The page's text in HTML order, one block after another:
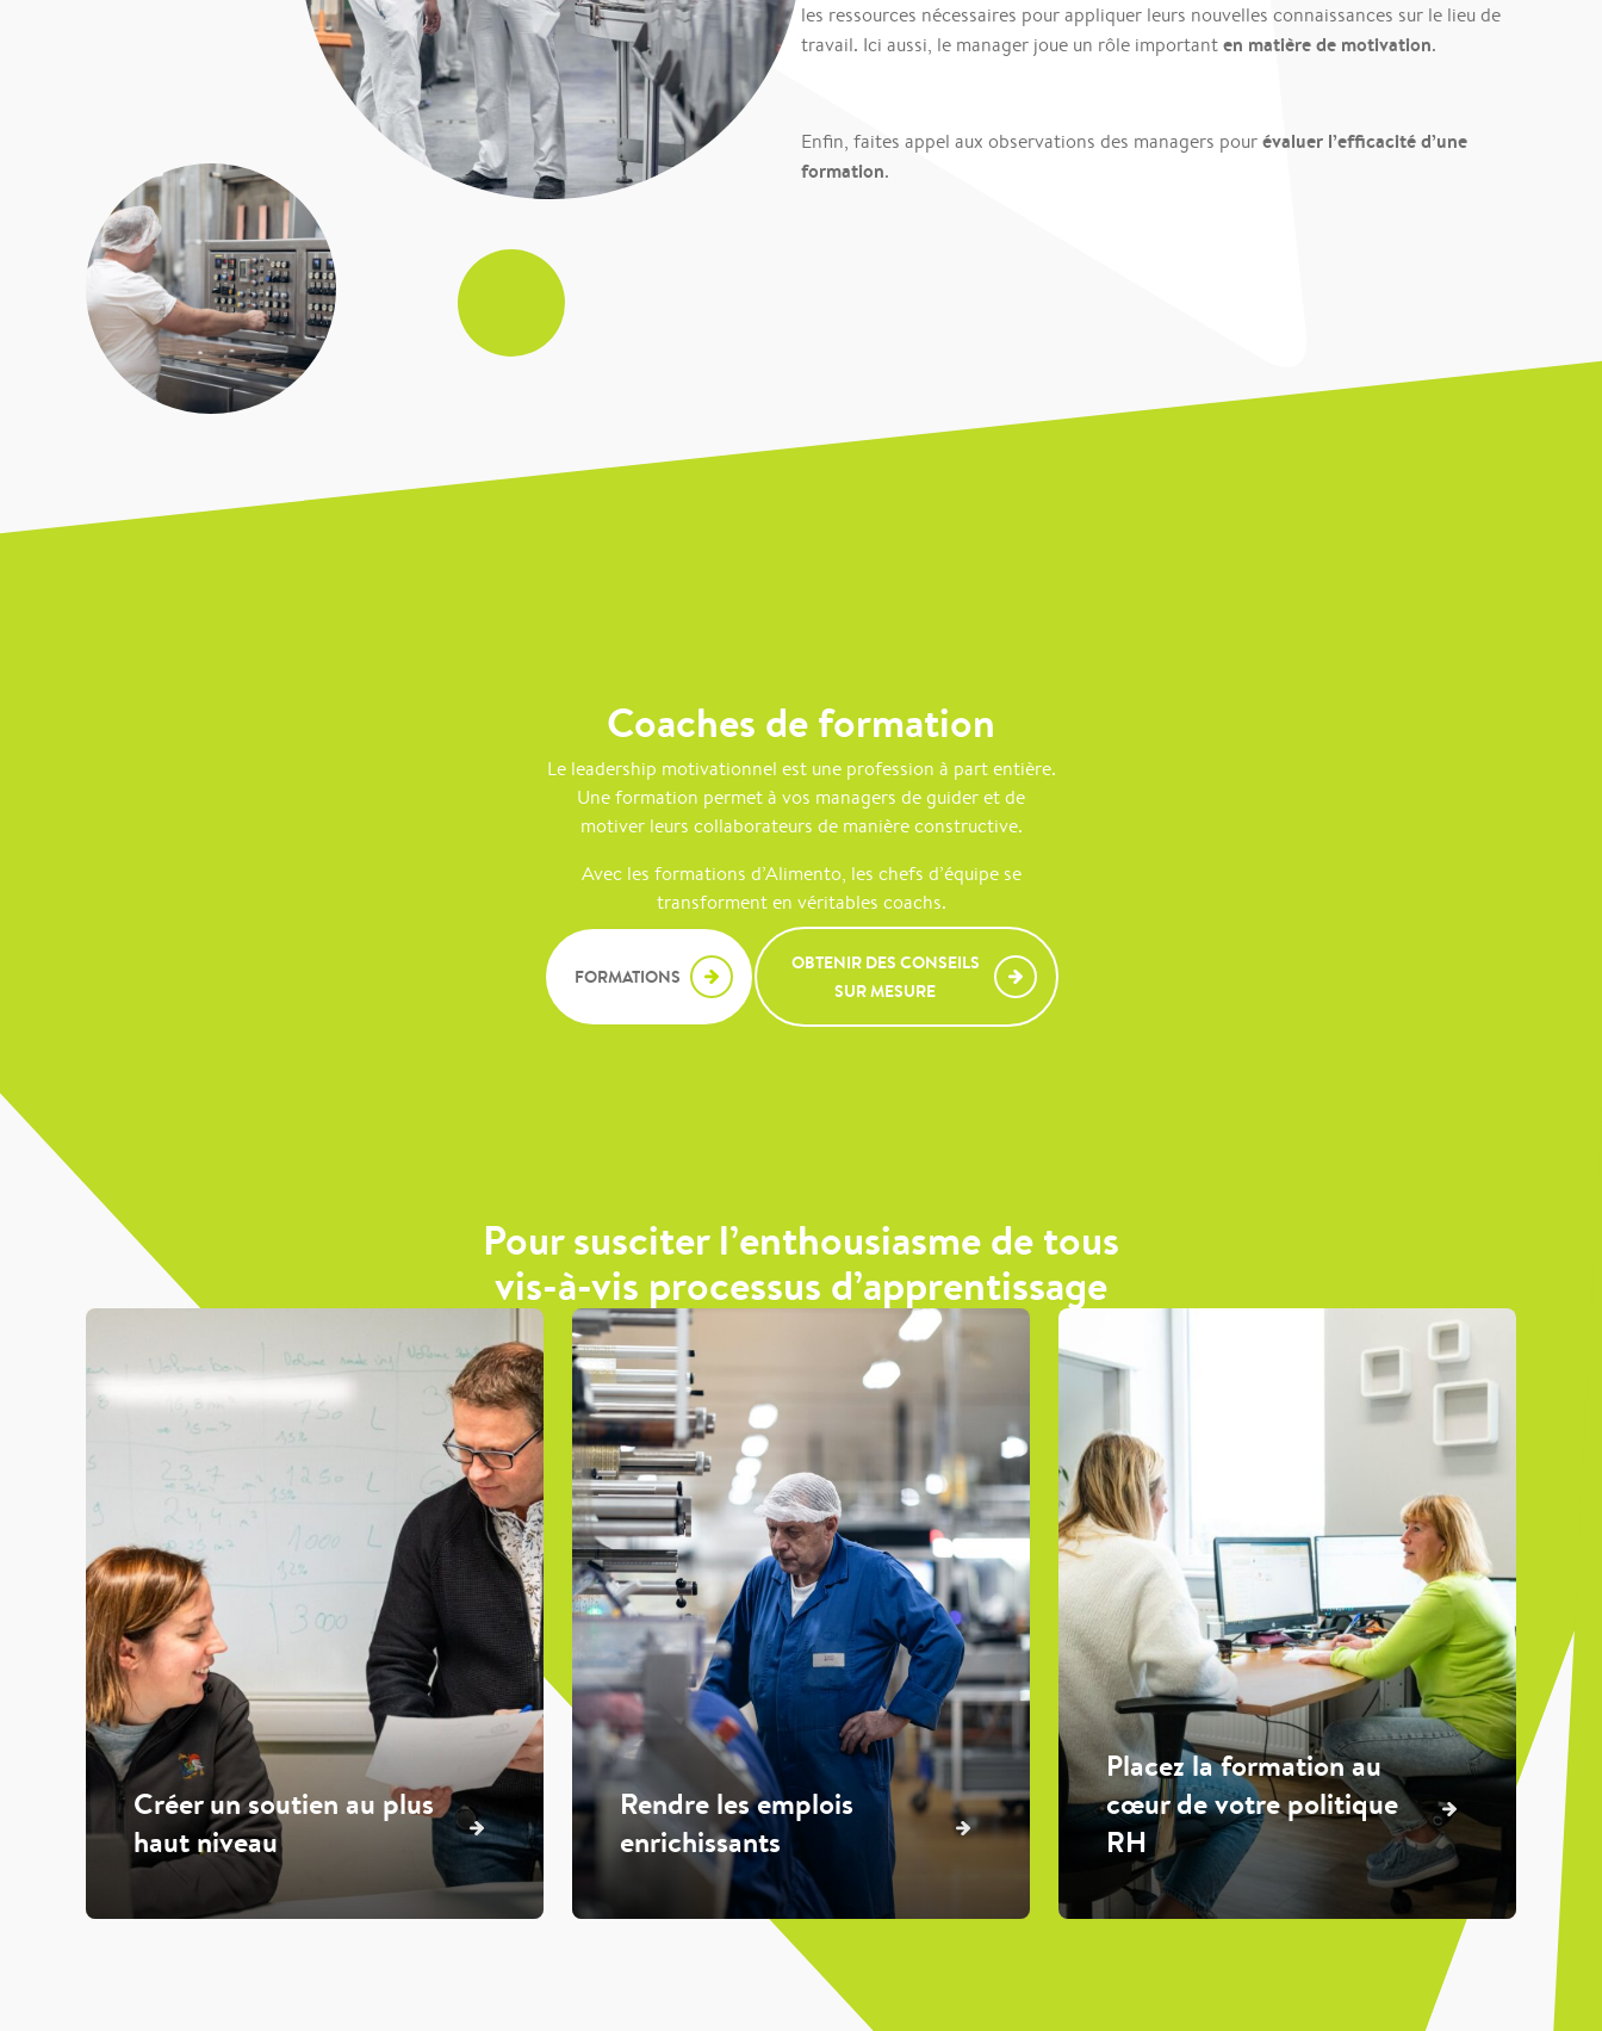
les ressources nécessaires pour appliquer leurs nouvelles connaissances sur le lieu de
travail. Ici aussi, le manager joue un rôle importanten matière de motivation.
Enfin, faites appel aux observations des managers pourévaluer l’efficacité d’une
formation.
Coaches de formation
Le leadership motivationnel est une profession à part entière.
Une formation permet à vos managers de guider et de
motiver leurs collaborateurs de manière constructive.
Avec les formations d’Alimento, les chefs d’équipe se
transforment en véritables coachs.
FORMATIONS
OBTENIR DES CONSEILS
SUR MESURE
Pour susciter l’enthousiasme de tous
vis-à-vis processus d’apprentissage
Créer un soutien au plus
haut niveau
Rendre les emplois
enrichissants
Placez la formation au
cœur de votre politique
RH